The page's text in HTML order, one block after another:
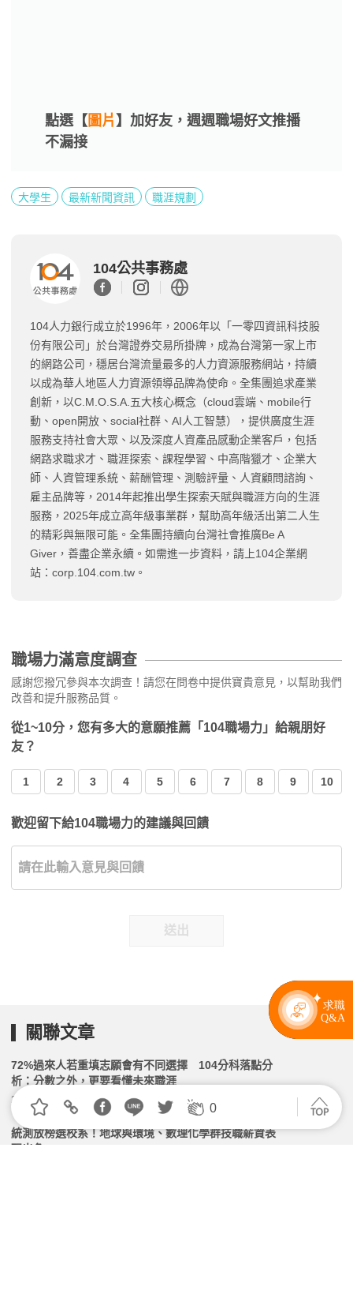
點選【 圖片 】加好友，週週職場好文推播
不漏接
大學生 最新新聞資訊 職涯規劃
104公共事務處
104人力銀行成立於1996年，2006年以「一零四資訊科技股
份有限公司」於台灣證券交易所掛牌，成為台灣第一家上市
的網路公司，穩居台灣流量最多的人力資源服務網站，持續
以成為華人地區人力資源領導品牌為使命。全集團追求產業
創新，以C.M.O.S.A.五大核心概念（cloud雲端、mobile行
動、open開放、social社群、AI人工智慧），提供廣度生涯
服務支持社會大眾、以及深度人資產品感動企業客戶，包括
網路求職求才、職涯探索、課程學習、中高階獵才、企業大
師、人資管理系統、薪酬管理、測驗評量、人資顧問諮詢、
雇主品牌等，2014年起推出學生探索天賦與職涯方向的生涯
服務，2025年成立高年級事業群，幫助高年級活出第二人生
的精彩與無限可能。全集團持續向台灣社會推廣Be A
Giver，善盡企業永續。如需進一步資料，請上104企業網
站：corp.104.com.tw。
職場力滿意度調查
感謝您撥冗參與本次調查！請您在問卷中提供寶貴意見，以幫助我們
改善和提升服務品質。
從1~10分，您有多大的意願推薦「104職場力」給親朋好
友？
1 2 3 4 5 6 7 8 9 10
歡迎留下給104職場力的建議與回饋
送出
0
關聯文章
72%過來人若重填志願會有不同選擇 104分科落點分
析：分數之外，更要看懂未來職涯
2026.07.14 | 104小編 | 1829觀看數
統測放榜選校系！地球與環境、數理化學群技職薪資表
現出色